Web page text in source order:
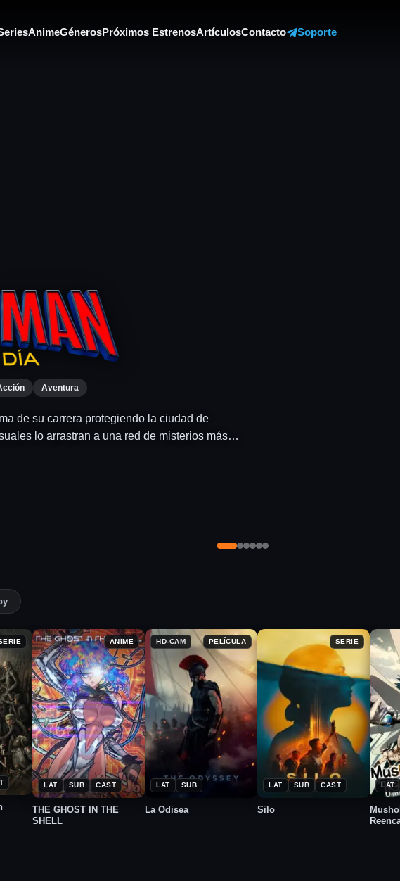
AnimeGénerosPróximos EstrenosArtículosContacto Soporte
Fantasía
un largo y peligroso viaje de regreso a
su travesía, se ve obligado…
ANIME
LAT SUB CAST
★
6.2
2026
THE GHOST IN THE
SHELL
PELÍCULA
HD-CAM
LAT SUB
La Odisea
SERIE
LAT SUB CAST
★
2023
Silo
LAT
★
8.5